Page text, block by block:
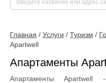
Главная / Услуги / Туризм /
Apartwell
Апартаменты
Апартаменты